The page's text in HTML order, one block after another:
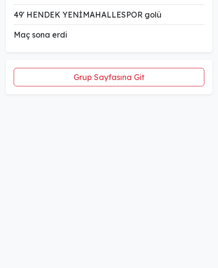
49' HENDEK YENİMAHALLESPOR golü
Maç sona erdi
Grup Sayfasına Git